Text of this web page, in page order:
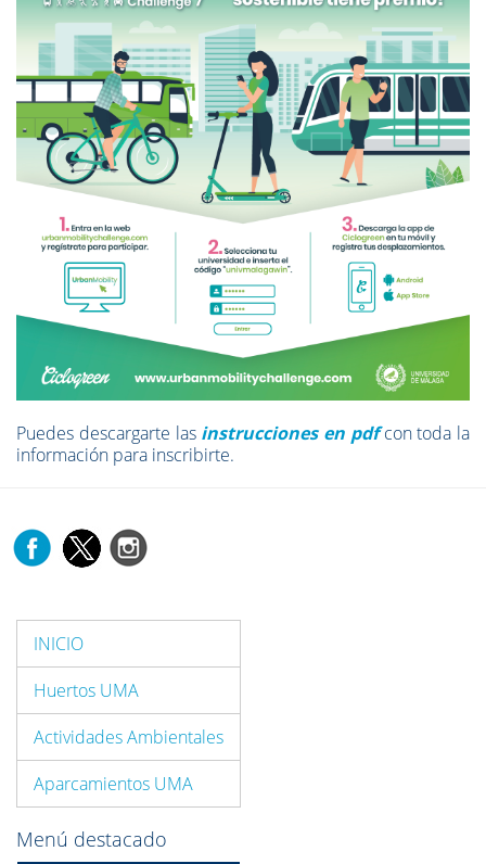
Puedes descargarte las instrucciones en pdfcon toda la
información para inscribirte.
INICIO
Huertos UMA
Actividades Ambientales
Aparcamientos UMA
Menú destacado